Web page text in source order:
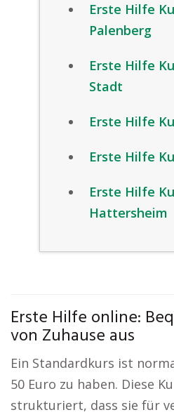
Erste Hilfe
Palenberg
Erste Hilfe
Stadt
Erste Hilfe
Erste Hilfe
Erste Hilfe
Hattersheim
Erste Hilfe online:
von Zuhause aus
Ein Standardkurs ist
50 Euro zu haben. Diese
strukturiert, dass sie für